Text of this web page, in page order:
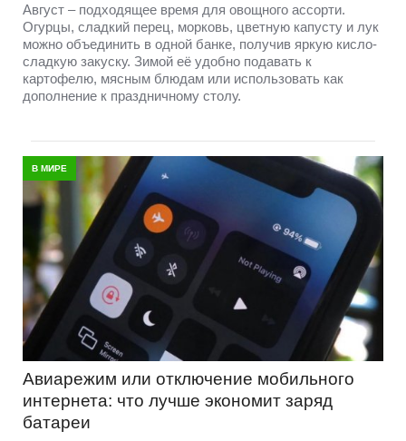
Август – подходящее время для овощного ассорти.
Огурцы, сладкий перец, морковь, цветную капусту и лук
можно объединить в одной банке, получив яркую кисло-
сладкую закуску. Зимой её удобно подавать к
картофелю, мясным блюдам или использовать как
дополнение к праздничному столу.
В МИРЕ
Авиарежим или отключение мобильного
интернета: что лучше экономит заряд
батареи